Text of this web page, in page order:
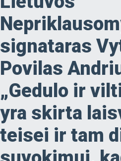
signataras
Povilas
„Gedulo ir
yra skirta
teisei ir tam